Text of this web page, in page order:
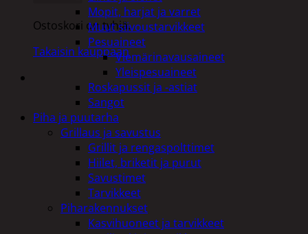
Ostoskori on tyhjä.
Takaisin kauppaan
Mopit, harjat ja varret
Muut siivoustarvikkeet
Pesuaineet
Viemärinavausaineet
Yleispesuaineet
Roskapussit ja -astiat
Sangot
Piha ja puutarha
Grillaus ja savustus
Grillit ja rengaspolttimet
Hiilet, briketit ja purut
Savustimet
Tarvikkeet
Piharakennukset
Kasvihuoneet ja tarvikkeet